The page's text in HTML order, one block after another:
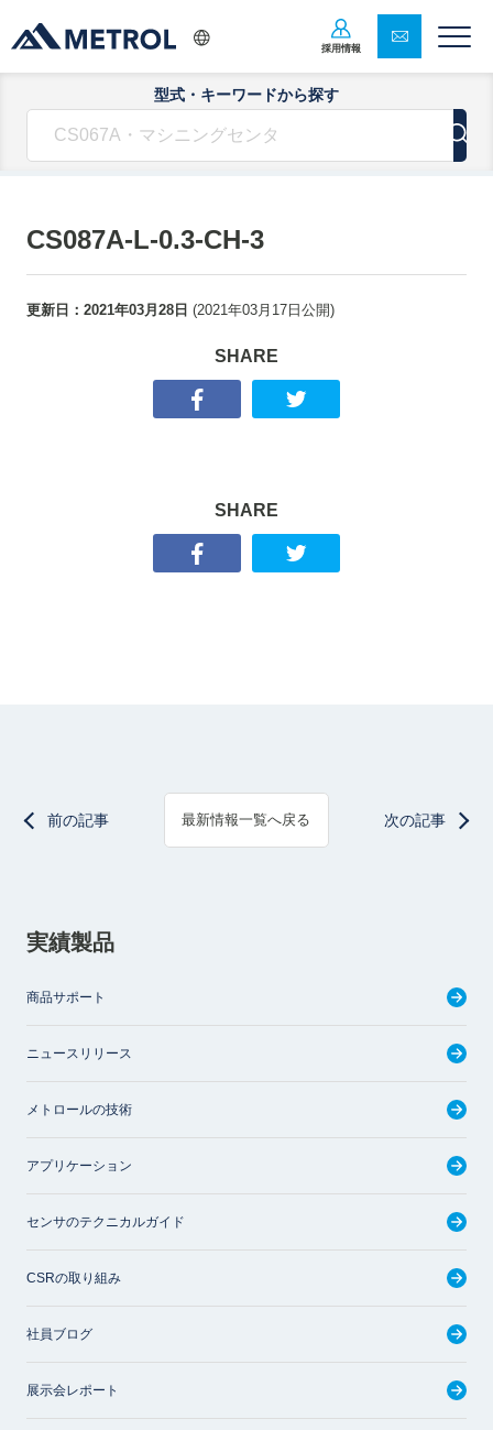
採用情報
型式・キーワードから探す
CS087A-L-0.3-CH-3
更新日： 2021年03月28日 (2021年03月17日 公開)
SHARE
SHARE
前の記事 最新情報一覧へ戻る 次の記事
実績製品
商品サポート
ニュースリリース
メトロールの技術
アプリケーション
センサのテクニカルガイド
CSRの取り組み
社員ブログ
展示会レポート